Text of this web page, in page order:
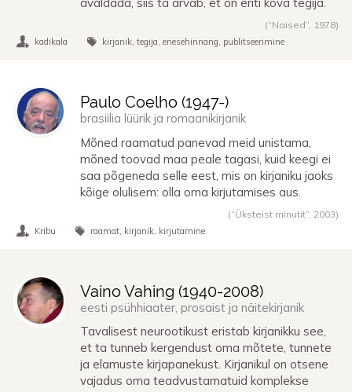
(“Naised”, 1978)
kadikala kirjanik tegija enesehinnang publitseerimine
Paulo Coelho (1947-)
brasiilia lüürik ja romaanikirjanik
Mõned raamatud panevad meid unistama,
mõned toovad maa peale tagasi, kuid keegi ei
saa põgeneda selle eest, mis on kirjaniku jaoks
kõige olulisem: olla oma kirjutamises aus.
(“Üksteist minutit”, 2003)
Kribu raamat kirjanik kirjutamine
Vaino Vahing (1940-2008)
eesti psühhiaater, prosaist ja näitekirjanik
Tavalisest neurootikust eristab kirjanikku see,
et ta tunneb kergendust oma mõtete, tunnete
ja elamuste kirjapanekust. Kirjanikul on otsene
vajadus oma teadvustamatuid komplekse